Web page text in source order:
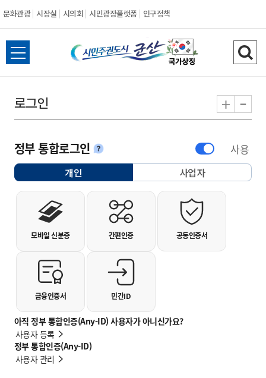
문화관광 시장실 시의회 시민광장플랫폼 인구정책
시민주권도시 군
전체메뉴 열기 검
로그인 + -
정부 통합로그인안내 사용
아직 정부 통합인증(Any-ID) 사용자가 아니신가요?
사용자 등록
정부 통합인증(Any-ID)
사용자 관리
개인선택됨 사업자
개인사용자 로그인
모바일 신분증 간편인증 공동인증서
금융인증서 민간ID